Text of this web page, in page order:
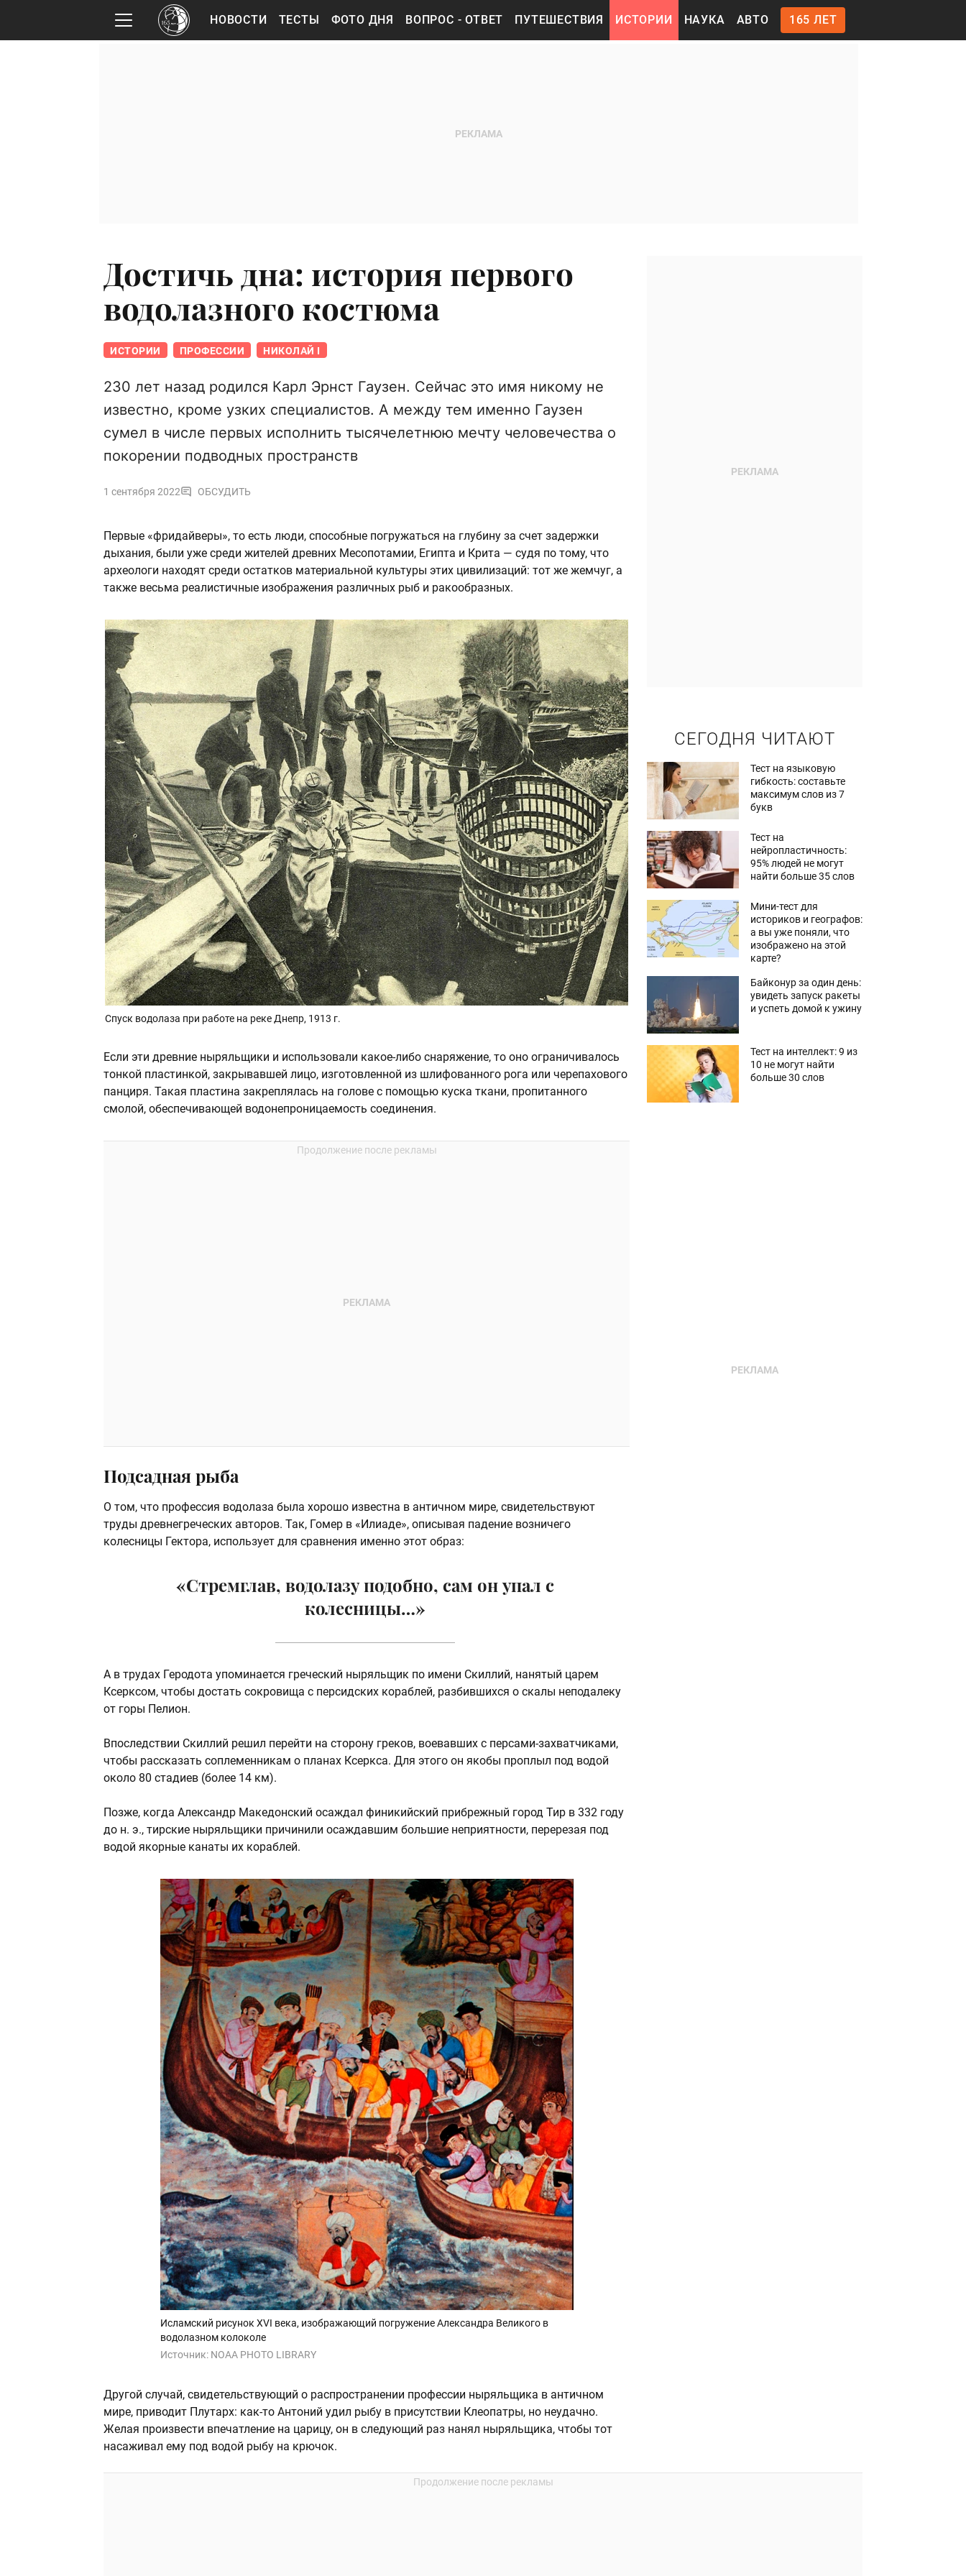
НОВОСТИ ТЕСТЫ ФОТО ДНЯ ВОПРОС - ОТВЕТ ПУТЕШЕСТВИЯ ИСТОРИИ НАУКА АВТО 165 ЛЕТ
Достичь дна: история первого
водолазного костюма
ИСТОРИИ ПРОФЕССИИ НИКОЛАЙ I
230 лет назад родился Карл Эрнст Гаузен. Сейчас это имя никому не
известно, кроме узких специалистов. А между тем именно Гаузен
сумел в числе первых исполнить тысячелетнюю мечту человечества о
покорении подводных пространств
1 сентября 2022 ОБСУДИТЬ
Первые «фридайверы», то есть люди, способные погружаться на глубину за счет задержки
дыхания, были уже среди жителей древних Месопотамии, Египта и Крита — судя по тому, что
археологи находят среди остатков материальной культуры этих цивилизаций: тот же жемчуг, а
также весьма реалистичные изображения различных рыб и ракообразных.
Спуск водолаза при работе на реке Днепр, 1913 г.
Если эти древние ныряльщики и использовали какое-либо снаряжение, то оно ограничивалось
тонкой пластинкой, закрывавшей лицо, изготовленной из шлифованного рога или черепахового
панциря. Такая пластина закреплялась на голове с помощью куска ткани, пропитанного
смолой, обеспечивающей водонепроницаемость соединения.
Подсадная рыба
О том, что профессия водолаза была хорошо известна в античном мире, свидетельствуют
труды древнегреческих авторов. Так, Гомер в «Илиаде», описывая падение возничего
колесницы Гектора, использует для сравнения именно этот образ:
«Стремглав, водолазу подобно, сам он упал с
колесницы…»
А в трудах Геродота упоминается греческий ныряльщик по имени Скиллий, нанятый царем
Ксерксом, чтобы достать сокровища с персидских кораблей, разбившихся о скалы неподалеку
от горы Пелион.
Впоследствии Скиллий решил перейти на сторону греков, воевавших с персами-захватчиками,
чтобы рассказать соплеменникам о планах Ксеркса. Для этого он якобы проплыл под водой
около 80 стадиев (более 14 км).
Позже, когда Александр Македонский осаждал финикийский прибрежный город Тир в 332 году
до н. э., тирские ныряльщики причинили осаждавшим большие неприятности, перерезая под
водой якорные канаты их кораблей.
Исламский рисунок XVI века, изображающий погружение Александра Великого в
водолазном колоколе
Источник: NOAA PHOTO LIBRARY
Другой случай, свидетельствующий о распространении профессии ныряльщика в античном
мире, приводит Плутарх: как-то Антоний удил рыбу в присутствии Клеопатры, но неудачно.
Желая произвести впечатление на царицу, он в следующий раз нанял ныряльщика, чтобы тот
насаживал ему под водой рыбу на крючок.
СЕГОДНЯ ЧИТАЮТ
Тест на языковую
гибкость: составьте
максимум слов из 7
букв
Тест на
нейропластичность:
95% людей не могут
найти больше 35 слов
Мини-тест для
историков и географов:
а вы уже поняли, что
изображено на этой
карте?
Байконур за один день:
увидеть запуск ракеты
и успеть домой к ужину
Тест на интеллект: 9 из
10 не могут найти
больше 30 слов